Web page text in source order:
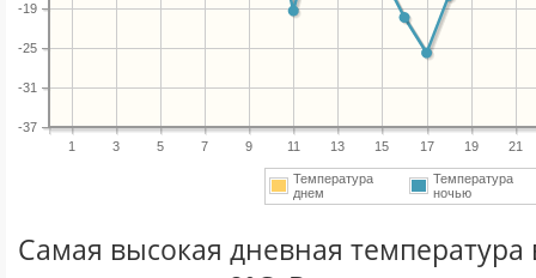
1 3 5 7 9 11 13 15 17 19 21
-37
-31
-25
-19
Температура
днем
Температура
ночью
Самая высокая дневная температура